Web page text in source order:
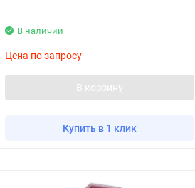
В наличии
Цена по запросу
В корзину
Купить в 1 клик